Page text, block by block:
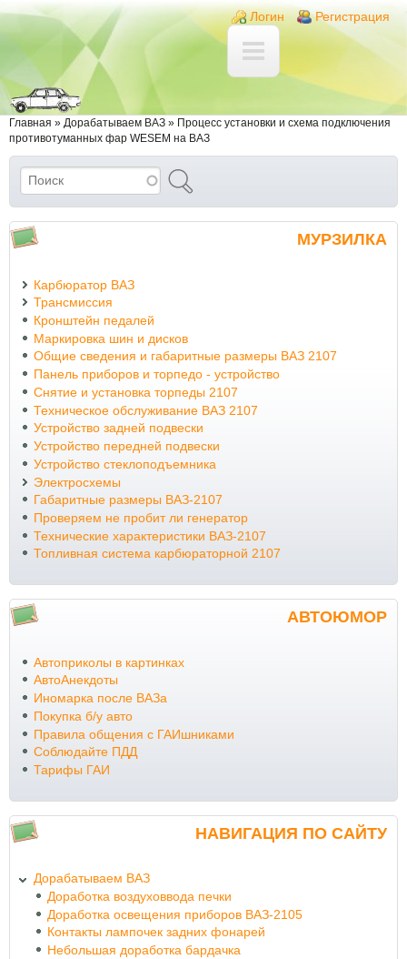
Перейти к основному содержанию
Skip to search
Login links
Логин Регистрация
Вы здесь
Главная » Дорабатываем ВАЗ »
Процесс установки и схема подключения
противотуманных фар WESEM на ВАЗ
Форма поиска
Поиск
МУРЗИЛКА
Карбюратор ВАЗ
Трансмиссия
Кронштейн педалей
Маркировка шин и дисков
Общие сведения и габаритные размеры ВАЗ 2107
Панель приборов и торпедо - устройство
Снятие и установка торпеды 2107
Техническое обслуживание ВАЗ 2107
Устройство задней подвески
Устройство передней подвески
Устройство стеклоподъемника
Электросхемы
Габаритные размеры ВАЗ-2107
Проверяем не пробит ли генератор
Технические характеристики ВАЗ-2107
Топливная система карбюраторной 2107
АВТОЮМОР
Автоприколы в картинках
АвтоАнекдоты
Иномарка после ВАЗа
Покупка б/у авто
Правила общения с ГАИшниками
Соблюдайте ПДД
Тарифы ГАИ
НАВИГАЦИЯ ПО САЙТУ
Дорабатываем ВАЗ
Доработка воздуховвода печки
Доработка освещения приборов ВАЗ-2105
Контакты лампочек задних фонарей
Небольшая доработка бардачка